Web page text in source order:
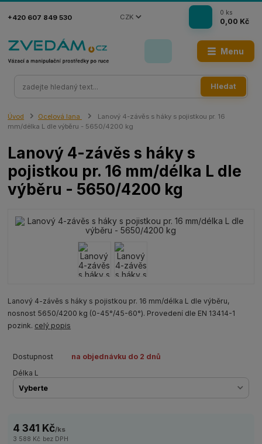
Menu
CZK
Hledat
+420 607 849 530
0 ks
0,00 Kč
Úvod Ocelová lana
Lanový 4-závěs s háky s pojistkou pr. 16
mm/délka L dle výběru - 5650/4200 kg
Lanový 4-závěs s háky s
pojistkou pr. 16 mm/délka L dle
výběru - 5650/4200 kg
Lanový 4-závěs s háky s pojistkou pr. 16 mm/délka L dle výběru,
nosnost 5650/4200 kg (0-45°/45-60°). Provedení dle EN 13414-1
pozink. celý popis
Dostupnost
na objednávku do 2 dnů
Délka L
4 341 Kč/ks
3 588 Kč bez DPH